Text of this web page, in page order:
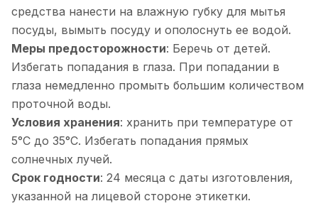
средства нанести на влажную губку для мытья
посуды, вымыть посуду и ополоснуть ее водой.
Меры предосторожности: Беречь от детей.
Избегать попадания в глаза. При попадании в
глаза немедленно промыть большим количеством
проточной воды.
Условия хранения: хранить при температуре от
5°С до 35°С. Избегать попадания прямых
солнечных лучей.
Срок годности: 24 месяца с даты изготовления,
указанной на лицевой стороне этикетки.